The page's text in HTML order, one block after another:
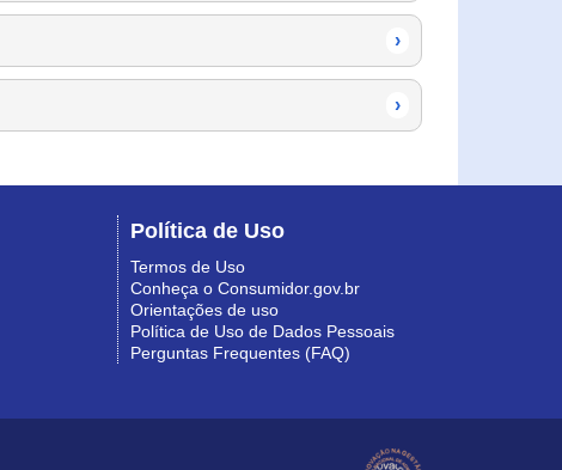
›
›
Política de Uso
Termos de Uso
Conheça o Consumidor.gov.br
Orientações de uso
Política de Uso de Dados Pessoais
Perguntas Frequentes (FAQ)